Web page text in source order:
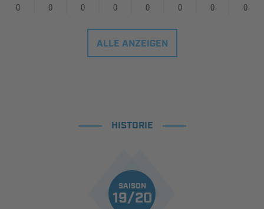
0 0 0 0 0 0 0 0
ALLE ANZEIGEN
HISTORIE
SAISON
19/20